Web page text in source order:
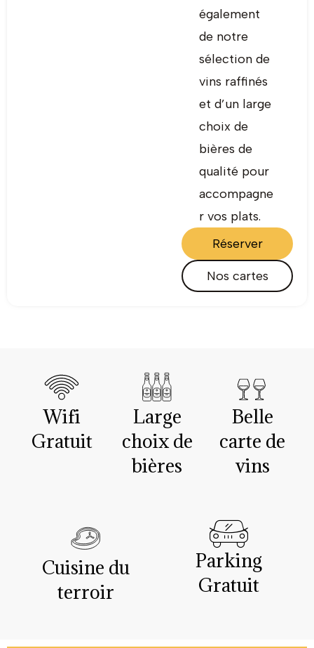
également
de notre
sélection de
vins raffinés
et d’un large
choix de
bières de
qualité pour
accompagne
r vos plats.
Réserver
Nos cartes
Wifi
Gratuit
Large
choix de
bières
Belle
carte de
vins
Cuisine du
terroir
Parking
Gratuit